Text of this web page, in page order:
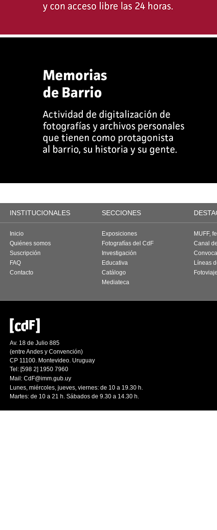
INSTITUCIONALES SECCIONES
Inicio
Quiénes somos
Suscripción
FAQ
Contacto
Exposiciones
Fotografías del CdF
Investigación
Educativa
Catálogo
Mediateca
MUFF,
Canal
Líneas
Av. 18 de Julio 885
(entre Andes y Convención)
CP 11100. Montevideo. Uruguay
Tel: [598 2] 1950 7960
Mail: CdF@imm.gub.uy
Lunes, miércoles, jueves, viernes: de 10 a 19.30 h.
Martes: de 10 a 21 h. Sábados de 9.30 a 14.30 h.